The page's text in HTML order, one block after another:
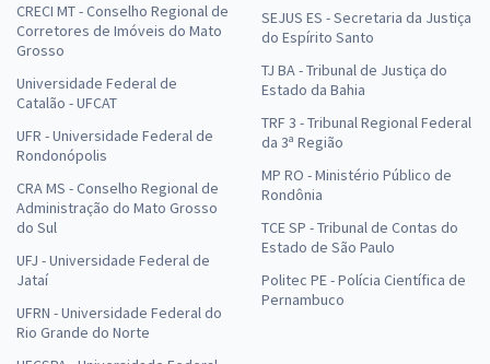
CRECI MT - Conselho Regional de
Corretores de Imóveis do Mato
Grosso
Universidade Federal de
Catalão - UFCAT
UFR - Universidade Federal de
Rondonópolis
CRA MS - Conselho Regional de
Administração do Mato Grosso
do Sul
UFJ - Universidade Federal de
Jataí
UFRN - Universidade Federal do
Rio Grande do Norte
SEJUS ES - Secretaria da Justiça
do Espírito Santo
TJ BA - Tribunal de Justiça do
Estado da Bahia
TRF 3 - Tribunal Regional Federal
da 3ª Região
MP RO - Ministério Público de
Rondônia
TCE SP - Tribunal de Contas do
Estado de São Paulo
Politec PE - Polícia Científica de
Pernambuco